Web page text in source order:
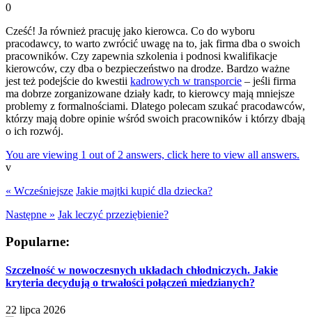
0
Cześć! Ja również pracuję jako kierowca. Co do wyboru
pracodawcy, to warto zwrócić uwagę na to, jak firma dba o swoich
pracowników. Czy zapewnia szkolenia i podnosi kwalifikacje
kierowców, czy dba o bezpieczeństwo na drodze. Bardzo ważne
jest też podejście do kwestii kadrowych w transporcie – jeśli firma
ma dobrze zorganizowane działy kadr, to kierowcy mają mniejsze
problemy z formalnościami. Dlatego polecam szukać pracodawców,
którzy mają dobre opinie wśród swoich pracowników i którzy dbają
o ich rozwój.
You are viewing 1 out of 2 answers, click here to view all answers.
v
« Wcześniejsze Jakie majtki kupić dla dziecka?
Następne » Jak leczyć przeziębienie?
Popularne:
Szczelność w nowoczesnych układach chłodniczych. Jakie
kryteria decydują o trwałości połączeń miedzianych?
22 lipca 2026